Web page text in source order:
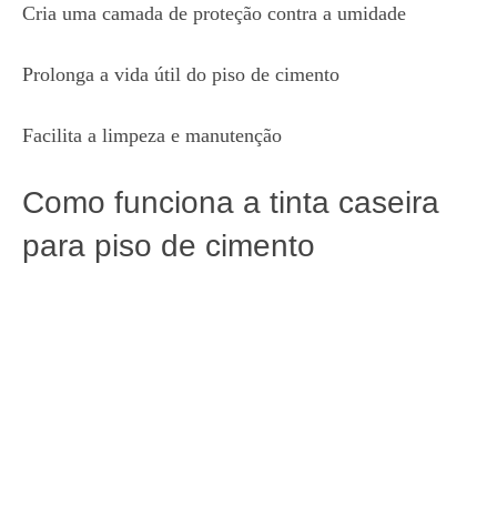
Cria uma camada de proteção contra a umidade
Prolonga a vida útil do piso de cimento
Facilita a limpeza e manutenção
Como funciona a tinta caseira
para piso de cimento